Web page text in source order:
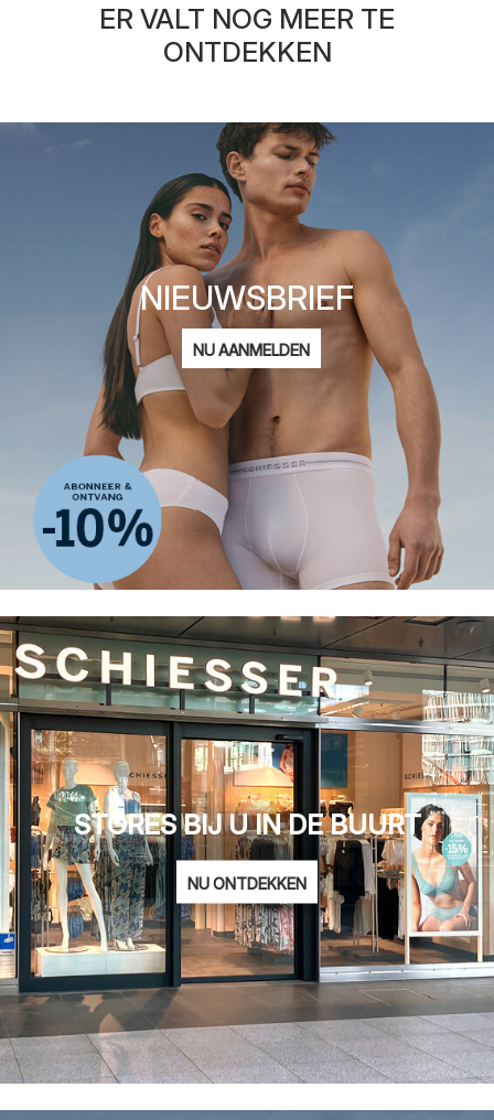
ER VALT NOG MEER TE
ONTDEKKEN
NIEUWSBRIEF
E-
mailadres
NU AANMELDEN
Ik ben geïnteresseerd in:
Damesmode
Herenmode
Kindermode
ADIDAS
Privacy Policy
STORES BIJ U IN DE BUURT
NU ONTDEKKEN